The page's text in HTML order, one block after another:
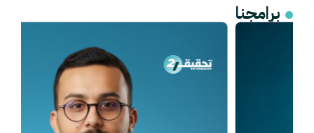
برامجنا